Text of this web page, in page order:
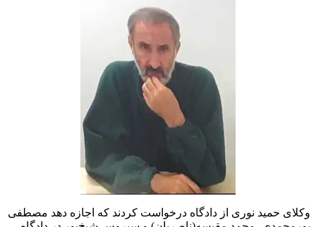
سه
همکارش
وکلای حمید نوری از دادگاه درخواست کردند که اجازه دهد مصطفی